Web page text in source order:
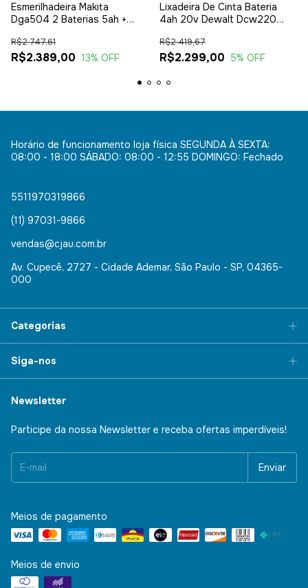
Esmerilhadeira Makita
Dga504 2 Baterias 5ah +
R$2.389,00
R$2.747,61
13% OFF
Lixadeira De Cinta Bateria
4ah 20v Dewalt Dcw220
R$2.299,00
R$2.419,67
5% OFF
Horário de funcionamento loja física SEGUNDA À SEXTA:
08:00 - 18:00 SÁBADO: 08:00 - 12:55 DOMINGO: Fechado
5511970319866
(11) 97031-9866
vendas@cjau.com.br
Av. Cupecê, 2727 - Cidade Ademar, São Paulo - SP, 04365-
000
Categorias
Siga-nos
Newsletter
Participe da nossa Newsletter e receba ofertas imperdíveis!
Meios de pagamento
Meios de envio